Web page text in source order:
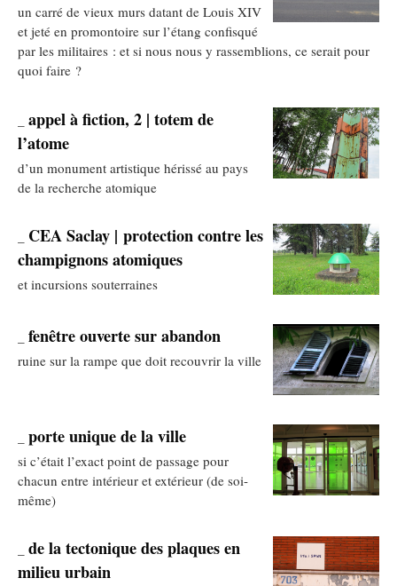
un carré de vieux murs datant de Louis XIV
et jeté en promontoire sur l’étang confisqué
par les militaires : et si nous nous y rassemblions, ce serait pour
quoi faire ?
appel à fiction, 2 | totem de
l’atome
d’un monument artistique hérissé au pays
de la recherche atomique
CEA Saclay | protection contre les
champignons atomiques
et incursions souterraines
fenêtre ouverte sur abandon
ruine sur la rampe que doit recouvrir la ville
porte unique de la ville
si c’était l’exact point de passage pour
chacun entre intérieur et extérieur (de soi-
même)
de la tectonique des plaques en
milieu urbain